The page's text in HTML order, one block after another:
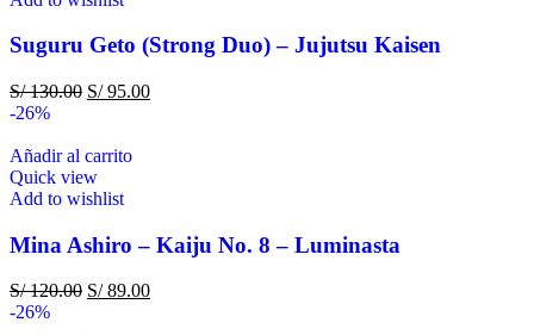
Suguru Geto (Strong Duo) – Jujutsu Kaisen
S/130.00 S/95.00
-26%
Añadir al carrito
Quick view
Add to wishlist
Mina Ashiro – Kaiju No. 8 – Luminasta
S/120.00 S/89.00
-26%